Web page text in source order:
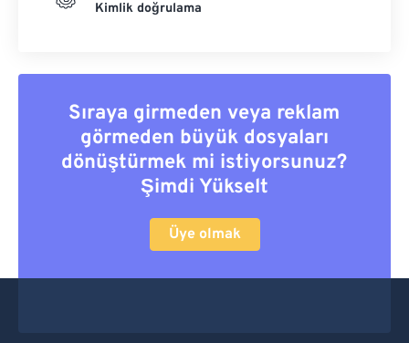
Kimlik doğrulama
Sıraya girmeden veya reklam
görmeden büyük dosyaları
dönüştürmek mi istiyorsunuz?
Şimdi Yükselt
Üye olmak